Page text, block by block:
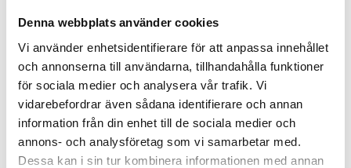
Denna webbplats använder cookies
Vi använder enhetsidentifierare för att anpassa innehållet
och annonserna till användarna, tillhandahålla funktioner
för sociala medier och analysera vår trafik. Vi
vidarebefordrar även sådana identifierare och annan
information från din enhet till de sociala medier och
annons- och analysföretag som vi samarbetar med.
Dessa kan i sin tur kombinera informationen med annan
avskärmning. Sensorn är designad för universellt bruk.
Användningsmetoden måste väljas med hänsyn till
temperatur- och kemikalieresistensen hos höljet och
inledningskabeln.
Sensorn är även designad för användning i en kemiskt
icke-aggressiv miljö.